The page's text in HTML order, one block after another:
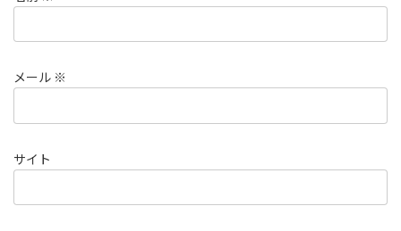
メール ※
サイト